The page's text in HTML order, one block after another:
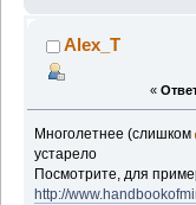
Alex_T
«
Многолетнее (слишком
устарело
Посмотрите, для
http://